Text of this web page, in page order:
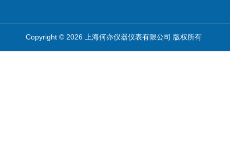
Copyright © 2026 上海何亦仪器仪表有限公司 版权所有